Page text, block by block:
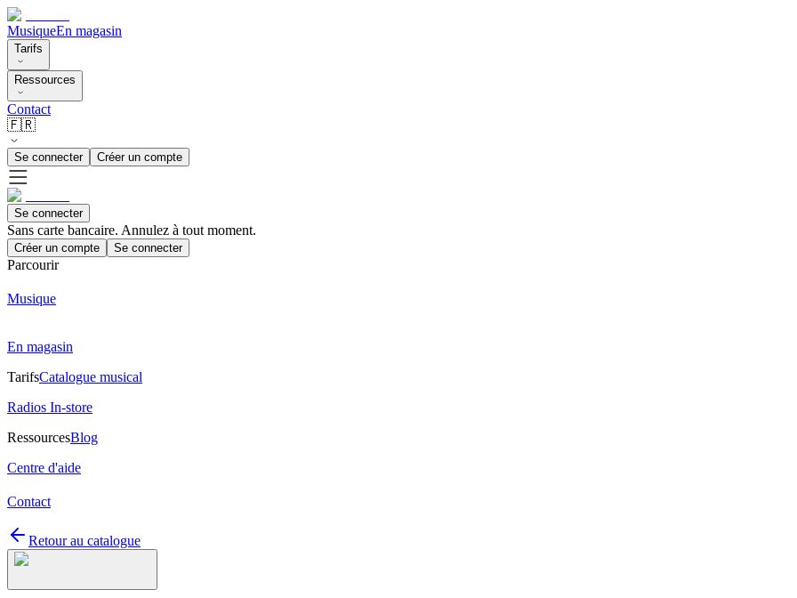
MusiqueEn magasin
Tarifs
Ressources
Contact
🇫🇷
Se connecter Créer un compte
Se connecter
Sans carte bancaire. Annulez à tout moment.
Créer un compte Se connecter
Parcourir
Musique
En magasin
TarifsCatalogue musical
Radios In-store
RessourcesBlog
Centre d'aide
Contact
Retour au catalogue